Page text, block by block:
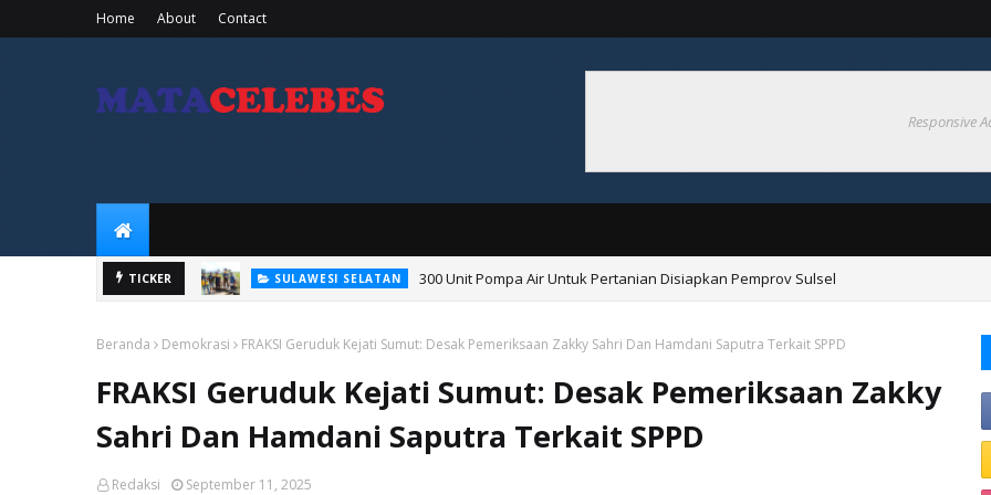
Home About Contact
Responsive
TICKER PERTANIAN Jaga Ketahanan Pangan Hadapi El nino 2026
Beranda Demokrasi FRAKSI Geruduk Kejati Sumut: Desak Pemeriksaan Zakky Sahri Dan Hamdani Saputra Terkait SPPD
FRAKSI Geruduk Kejati Sumut: Desak Pemeriksaan Zakky
Sahri Dan Hamdani Saputra Terkait SPPD
Redaksi September 11, 2025